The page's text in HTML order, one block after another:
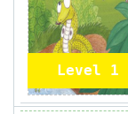
Level 1